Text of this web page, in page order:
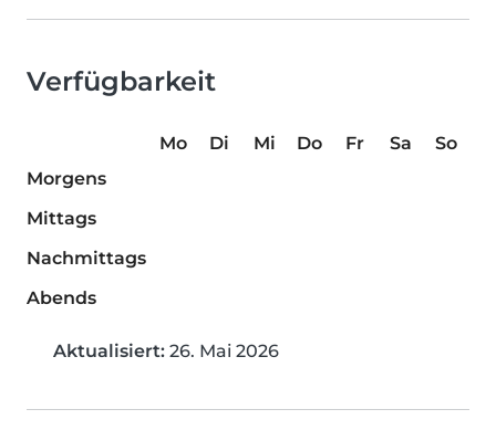
Verfügbarkeit
Mo Di Mi Do Fr Sa
So
Morgens
Mittags
Nachmittags
Abends
Aktualisiert: 26. Mai 2026